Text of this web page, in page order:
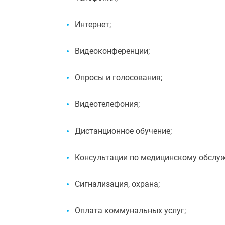
Интернет;
Видеоконференции;
Опросы и голосования;
Видеотелефония;
Дистанционное обучение;
Консультации по медицинскому
Сигнализация, охрана;
Оплата коммунальных услуг;